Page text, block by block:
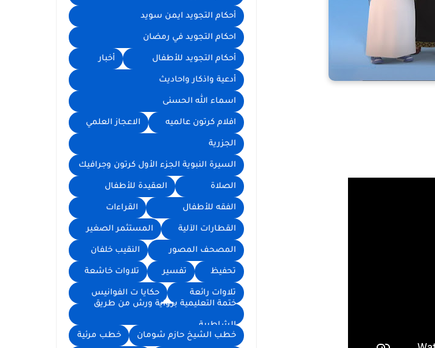
أحكام التجويد ايمن سويد
احكام التجويد في رمضان
أحكام التجويد للأطفال أخبار
أدعية واذكار واحاديث
اسماء الله الحسنى
افلام كرتون عالميه الاعجاز العلمي
الجزرية
السيرة النبوية الجزء الأول كرتون وجرافيك
الصلاة العقيدة للأطفال
الفقه للأطفال القراءات
القطارات الآلية المستثمر الصغير
المصحف المصور النقيب خلفان
تحفيظ تفسير تلاوات خاشعة
تلاوات رائعة
حكايا ت الفوانيس
ختمة التعليمية برواية ورش من طريق
الشاطبية
خطب الشيخ حازم شومان
خطب مرئية